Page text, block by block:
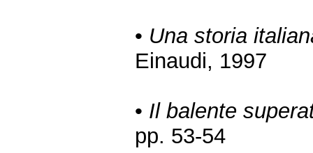
• Una storia
Einaudi, 1997
• Il balente
pp. 53-54